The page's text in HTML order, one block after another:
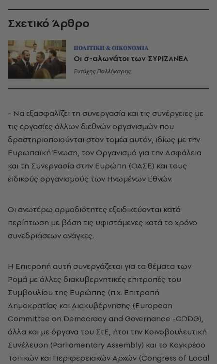
Σχετικό Άρθρο
ΠΟΛΙΤΙΚΗ & ΟΙΚΟΝΟΜΙΑ
Οι σ-αλωνάτοι των ΣΥΡΙΖΑΝΕΛ
Ευτύχης Παλλήκαρης
- Να εξασφαλίζει τη συνεργασία και τις συνέργειες με
τις εργασίες άλλων διεθνών οργανισμών που
δραστηριοποιούνται στον τομέα αυτόν, ιδίως με την
Ευρωπαϊκή Ένωση, τον Οργανισμό για την Ασφάλεια
και τη Συνεργασία στην Ευρώπη (ΟΑΣΕ) και τους
ειδικούς οργανισμούς των Ηνωμένων Εθνών.
Οι ανωτέρω αρμοδιότητες εξειδικεύονται κατά
περίπτωση με βάση τις υφιστάμενες κατά το χρόνο
συνεδριάσεων ανάγκες.
Η Επιτροπή αυτή συνεργάζεται για τα θέματα των
Ρομά με άλλες διακυβερνητικές επιτροπές του
Συμβουλίου της Ευρώπης (π.χ. Επιτροπή
Δημοκρατίας και Διακυβέρνησης (European
Committee on Democracy and Governance -CDDG),
άλλα και με όργανα του ΣτΕ, ήτοι την Κοινοβουλευτική
Συνέλευση (Parliamentary Assembly) και το Κογκρέσο
Τοπικών και Περιφερειακών Αρχών (Congress of Local